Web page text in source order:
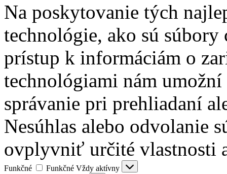
Na poskytovanie tých
technológie, ako sú súbory
prístup k informáciám o
technológiami nám
správanie pri prehliadaní
Nesúhlas alebo odvolanie
ovplyvniť určité vlastnosti
Funkčné Funkčné Vždy aktívny